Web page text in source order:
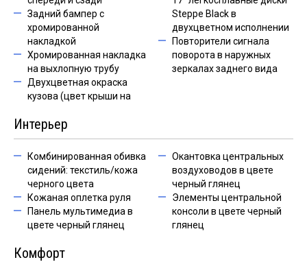
Задний бампер с
хромированной
накладкой
Хромированная накладка
на выхлопную трубу
Двухцветная окраска
кузова (цвет крыши на
Steppe Black в
двухцветном исполнении
Повторители сигнала
поворота в наружных
зеркалах заднего вида
Интерьер
Комбинированная обивка
сидений: текстиль/кожа
черного цвета
Кожаная оплетка руля
Панель мультимедиа в
цвете черный глянец
Окантовка центральных
воздуховодов в цвете
черный глянец
Элементы центральной
консоли в цвете черный
глянец
Комфорт